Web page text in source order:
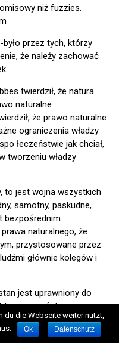
niż fuzzies.
było przez tych, którzy
że należy zachować
twierdził, że natura
naturalne
że prawo naturalne
ograniczenia władzy
łeczeństwie jak chciał,
tworzeniu władzy
to jest wojna wszystkich
samotny, paskudne,
bezpośrednim
naturalnego, że
przystosowane przez
głównie kolegów i
jest uprawniony do
tym, co państwo poprzez
jest złe, co the’re mówi.
sama w sobie Bo
du die Webseite weiter nutzt,
Ok Datenschutz